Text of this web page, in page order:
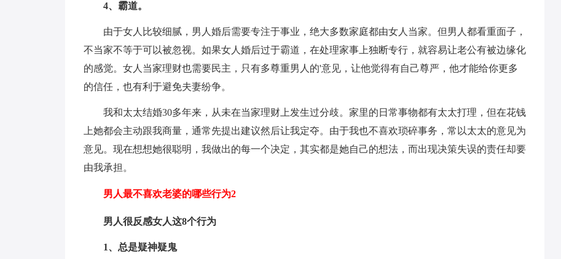
4、霸道。
由于女人比较细腻，男人婚后需要专注于事业，绝大多数家庭都由女人当家。但男人都看重面子，
不当家不等于可以被忽视。如果女人婚后过于霸道，在处理家事上独断专行，就容易让老公有被边缘化
的感觉。女人当家理财也需要民主，只有多尊重男人的'意见，让他觉得有自己尊严，他才能给你更多
的信任，也有利于避免夫妻纷争。
我和太太结婚30多年来，从未在当家理财上发生过分歧。家里的日常事物都有太太打理，但在花钱
上她都会主动跟我商量，通常先提出建议然后让我定夺。由于我也不喜欢琐碎事务，常以太太的意见为
意见。现在想想她很聪明，我做出的每一个决定，其实都是她自己的想法，而出现决策失误的责任却要
由我承担。
男人最不喜欢老婆的哪些行为2
男人很反感女人这8个行为
1、总是疑神疑鬼